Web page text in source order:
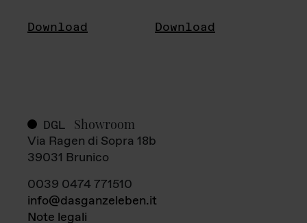
Download Download
DGL Showroom
Via Ragen di Sopra 18b
39031 Brunico
0039 0474 771510
info@dasganzeleben.it
Note legali